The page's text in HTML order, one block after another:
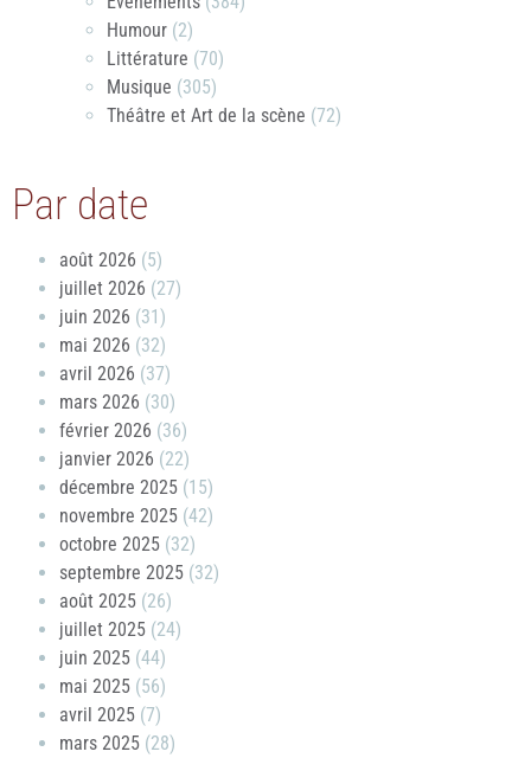
Humour (2)
Littérature (70)
Musique (305)
Théâtre et Art de la scène (72)
Par date
août 2026 (5)
juillet 2026 (27)
juin 2026 (31)
mai 2026 (32)
avril 2026 (37)
mars 2026 (30)
février 2026 (36)
janvier 2026 (22)
décembre 2025 (15)
novembre 2025 (42)
octobre 2025 (32)
septembre 2025 (32)
août 2025 (26)
juillet 2025 (24)
juin 2025 (44)
mai 2025 (56)
avril 2025 (7)
mars 2025 (28)